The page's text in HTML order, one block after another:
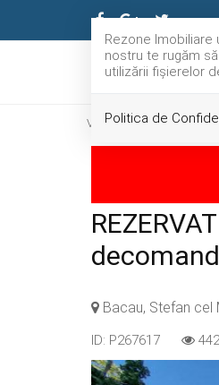
Rezone
nostru te rugăm
utilizării fişierelor
Politica de
Vanzare Apartamente
Bacau, Stefan cel
ID: P267617 442